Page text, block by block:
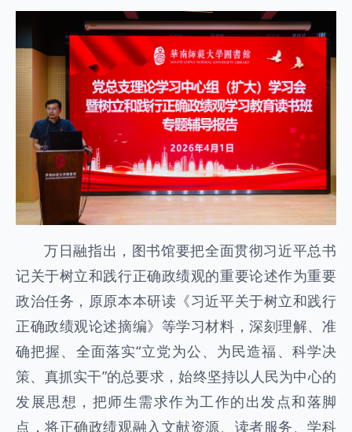
万日融指出，图书馆要把全面贯彻习近平总书
记关于树立和践行正确政绩观的重要论述作为重要
政治任务，原原本本研读《习近平关于树立和践行
正确政绩观论述摘编》等学习材料，深刻理解、准
确把握、全面落实“立党为公、为民造福、科学决
策、真抓实干”的总要求，始终坚持以人民为中心的
发展思想，把师生需求作为工作的出发点和落脚
点，将正确政绩观融入文献资源、读者服务、学科